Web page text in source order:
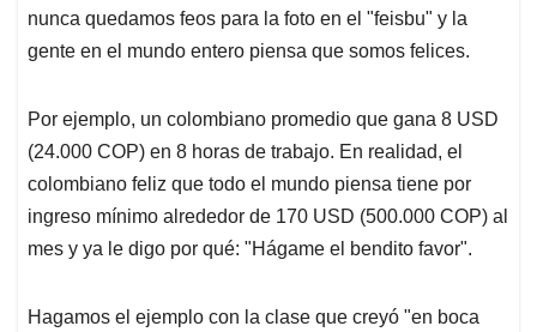
nunca quedamos feos para la foto en el "feisbu" y la
gente en el mundo entero piensa que somos felices.
Por ejemplo, un colombiano promedio que gana 8 USD
(24.000 COP) en 8 horas de trabajo. En realidad, el
colombiano feliz que todo el mundo piensa tiene por
ingreso mínimo alrededor de 170 USD (500.000 COP) al
mes y ya le digo por qué: "Hágame el bendito favor".
Hagamos el ejemplo con la clase que creyó "en boca